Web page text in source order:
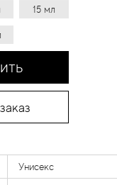
15 мл
Унисекс